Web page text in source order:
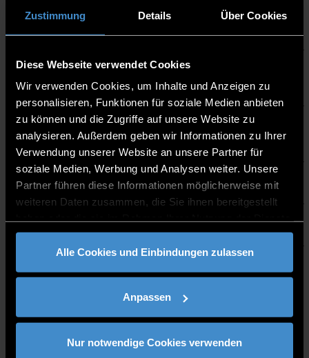
Zustimmung Details Über Cookies
Diese Webseite verwendet Cookies
Wir verwenden Cookies, um Inhalte und Anzeigen zu
personalisieren, Funktionen für soziale Medien anbieten
zu können und die Zugriffe auf unsere Website zu
analysieren. Außerdem geben wir Informationen zu Ihrer
Verwendung unserer Website an unsere Partner für
soziale Medien, Werbung und Analysen weiter. Unsere
Partner führen diese Informationen möglicherweise mit
weiteren Daten zusammen, die Sie ihnen bereitgestellt
gesammelt haben.
Alle Cookies und Einbindungen zulassen
Anpassen
Nur notwendige Cookies verwenden
Kann ich auch eine Beratung erhalten, wenn
ich mich nicht am Campus befinde?
Ich bin internationale:r Student:in. In welchen
Sprachen wird die Beratung angeboten?
Was ist der Unterschied zwischen Beratung
und Therapie?
Was kann ich selbst präventiv machen?
Achtsamkeits- & Entspannungsübungen
WEITERE
ANLAUFSTELLEN